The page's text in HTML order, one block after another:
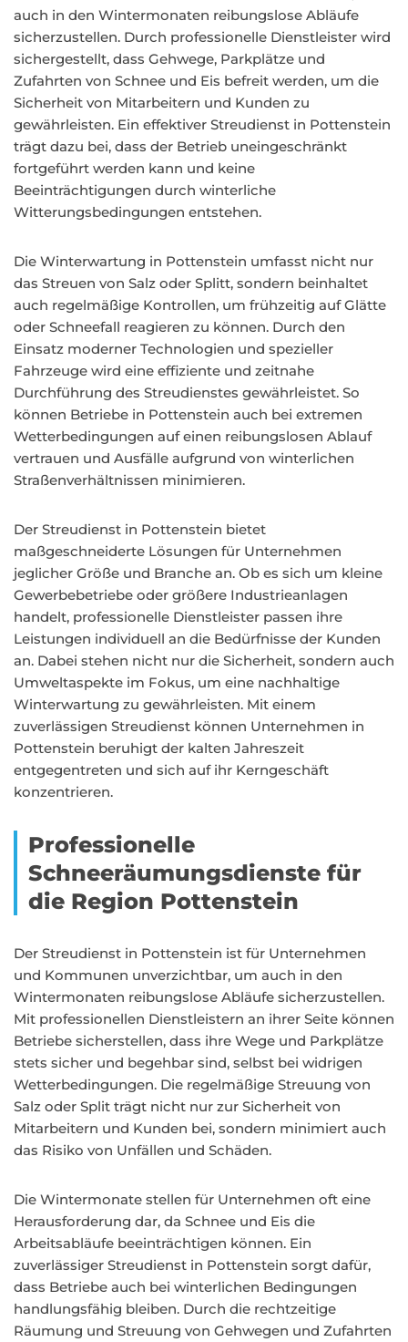
auch in den Wintermonaten reibungslose Abläufe
sicherzustellen. Durch professionelle Dienstleister wird
sichergestellt, dass Gehwege, Parkplätze und
Zufahrten von Schnee und Eis befreit werden, um die
Sicherheit von Mitarbeitern und Kunden zu
gewährleisten. Ein effektiver Streudienst in Pottenstein
trägt dazu bei, dass der Betrieb uneingeschränkt
fortgeführt werden kann und keine
Beeinträchtigungen durch winterliche
Witterungsbedingungen entstehen.
Die Winterwartung in Pottenstein umfasst nicht nur
das Streuen von Salz oder Splitt, sondern beinhaltet
auch regelmäßige Kontrollen, um frühzeitig auf Glätte
oder Schneefall reagieren zu können. Durch den
Einsatz moderner Technologien und spezieller
Fahrzeuge wird eine effiziente und zeitnahe
Durchführung des Streudienstes gewährleistet. So
können Betriebe in Pottenstein auch bei extremen
Wetterbedingungen auf einen reibungslosen Ablauf
vertrauen und Ausfälle aufgrund von winterlichen
Straßenverhältnissen minimieren.
Der Streudienst in Pottenstein bietet
maßgeschneiderte Lösungen für Unternehmen
jeglicher Größe und Branche an. Ob es sich um kleine
Gewerbebetriebe oder größere Industrieanlagen
handelt, professionelle Dienstleister passen ihre
Leistungen individuell an die Bedürfnisse der Kunden
an. Dabei stehen nicht nur die Sicherheit, sondern auch
Umweltaspekte im Fokus, um eine nachhaltige
Winterwartung zu gewährleisten. Mit einem
zuverlässigen Streudienst können Unternehmen in
Pottenstein beruhigt der kalten Jahreszeit
entgegentreten und sich auf ihr Kerngeschäft
konzentrieren.
Professionelle
Schneeräumungsdienste für
die Region Pottenstein
Der Streudienst in Pottenstein ist für Unternehmen
und Kommunen unverzichtbar, um auch in den
Wintermonaten reibungslose Abläufe sicherzustellen.
Mit professionellen Dienstleistern an ihrer Seite können
Betriebe sicherstellen, dass ihre Wege und Parkplätze
stets sicher und begehbar sind, selbst bei widrigen
Wetterbedingungen. Die regelmäßige Streuung von
Salz oder Split trägt nicht nur zur Sicherheit von
Mitarbeitern und Kunden bei, sondern minimiert auch
das Risiko von Unfällen und Schäden.
Die Wintermonate stellen für Unternehmen oft eine
Herausforderung dar, da Schnee und Eis die
Arbeitsabläufe beeinträchtigen können. Ein
zuverlässiger Streudienst in Pottenstein sorgt dafür,
dass Betriebe auch bei winterlichen Bedingungen
handlungsfähig bleiben. Durch die rechtzeitige
Räumung und Streuung von Gehwegen und Zufahrten